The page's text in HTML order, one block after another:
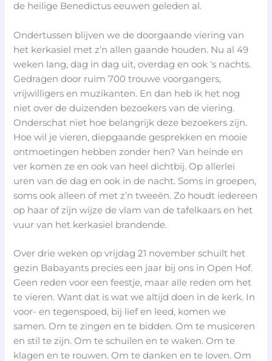
de heilige Benedictus eeuwen geleden al.
Ondertussen blijven we de doorgaande viering van
het kerkasiel met z’n allen gaande houden. Nu al 49
weken lang, dag in dag uit, overdag en ook ‘s nachts.
Gedragen door ruim 700 trouwe voorgangers,
vrijwilligers en muzikanten. En dan heb ik het nog
niet over de duizenden bezoekers van de viering.
Onderschat niet hoe belangrijk deze bezoekers zijn.
Hoe wil je vieren, diepgaande gesprekken en mooie
ontmoetingen hebben zonder hen? Van heinde en
ver komen ze en ook van heel dichtbij. Op allerlei
uren van de dag en ook in de nacht. Soms in groepen,
soms ook alleen of met z’n tweeën. Zo houdt iedereen
op haar of zijn wijze de vlam van de tafelkaars en het
vuur van het kerkasiel brandende.
Over drie weken op vrijdag 21 november schuilt het
gezin Babayants precies een jaar bij ons in Open Hof.
Geen reden voor een feestje, maar alle reden om het
te vieren. Want dat is wat we altijd doen in de kerk. In
voor- en tegenspoed, bij lief en leed, komen we
samen. Om te zingen en te bidden. Om te musiceren
en stil te zijn. Om te schuilen en te waken. Om te
klagen en te rouwen. Om te danken en te loven. Om